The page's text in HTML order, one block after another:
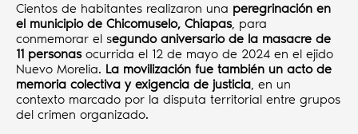
Cientos de habitantes realizaron una peregrinación en
el municipio de Chicomuselo, Chiapas, para
conmemorar el segundo aniversario de la masacre de
11 personasocurrida el 12 de mayo de 2024 en el ejido
Nuevo Morelia. La movilización fue también un acto de
memoria colectiva y exigencia de justicia, en un
contexto marcado por la disputa territorial entre grupos
del crimen organizado.